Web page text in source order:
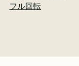
フル回転